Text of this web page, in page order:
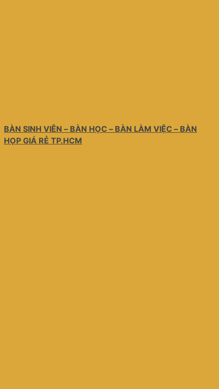
BÀN SINH VIÊN – BÀN HỌC – BÀN LÀM VIỆC – BÀN
HỌP GIÁ RẺ TP.HCM